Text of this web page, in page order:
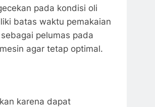
pada kondisi oli
batas waktu pemakaian
pelumas pada
agar tetap optimal.
karena dapat